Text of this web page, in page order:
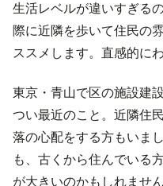
生活レベルが違いすぎる
際に近隣を歩いて住民の
ススメします。直感的に
東京・青山で区の施設建
つい最近のこと。近隣住
落の心配をする方もいま
も、古くから住んでいる
が大きいのかもしれません